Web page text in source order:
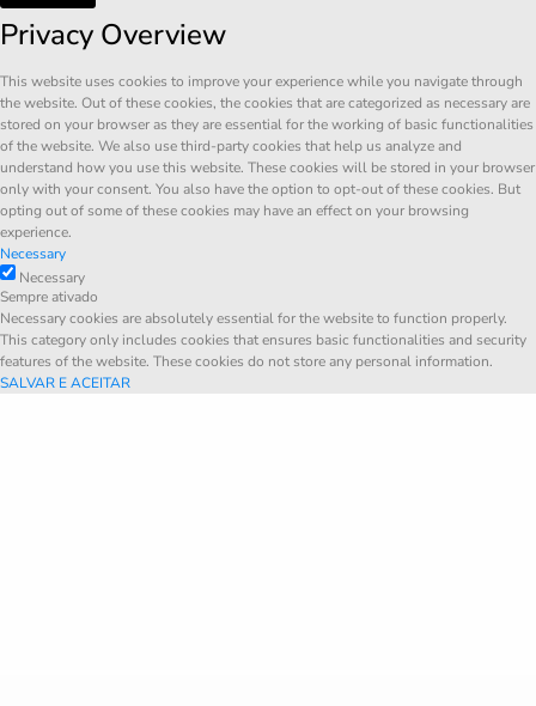
Privacy Overview
This website uses cookies to improve your experience while you navigate through
the website. Out of these cookies, the cookies that are categorized as necessary are
stored on your browser as they are essential for the working of basic functionalities
of the website. We also use third-party cookies that help us analyze and
understand how you use this website. These cookies will be stored in your browser
only with your consent. You also have the option to opt-out of these cookies. But
opting out of some of these cookies may have an effect on your browsing
experience.
Necessary
Necessary
Sempre ativado
Necessary cookies are absolutely essential for the website to function properly.
This category only includes cookies that ensures basic functionalities and security
features of the website. These cookies do not store any personal information.
SALVAR E ACEITAR